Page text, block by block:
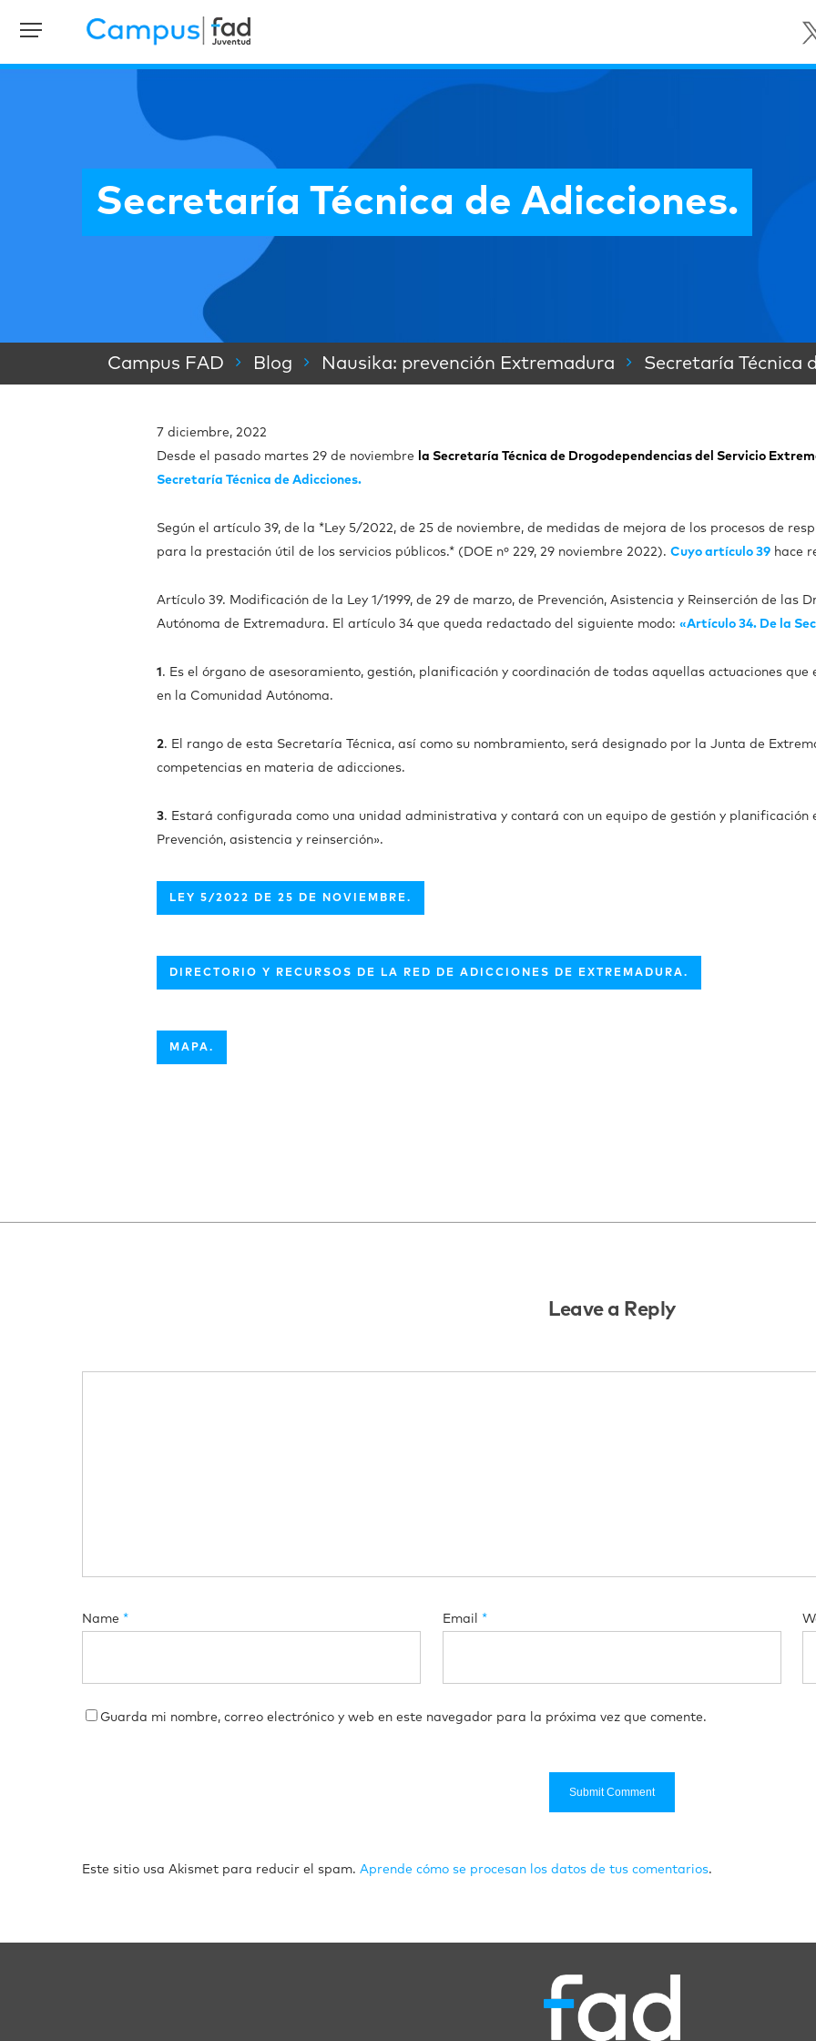
Secretaría Técnica de Adicciones.
Campus FAD Blog Nausika: prevención Extremadura Secretaría Técnica
7 diciembre, 2022
Desde el pasado martes 29 de noviembre
la Secretaría Técnica de Drogodependencias del Servicio
Secretaría Técnica de Adicciones.
Según el artículo 39, de la *Ley 5/2022, de 25 de noviembre, de medidas de mejora de los procesos de
para la prestación útil de los servicios públicos.* (DOE nº 229, 29 noviembre 2022). Cuyo artículo 39 hace
Artículo 39. Modificación de la Ley 1/1999, de 29 de marzo, de Prevención, Asistencia y Reinserción de las
Autónoma de Extremadura. El artículo 34 que queda redactado del siguiente modo: «Artículo 34. De la
1 . Es el órgano de asesoramiento, gestión, planificación y coordinación de todas aquellas actuaciones
en la Comunidad Autónoma.
2. El rango de esta Secretaría Técnica, así como su nombramiento, será designado por la Junta de
competencias en materia de adicciones.
3. Estará configurada como una unidad administrativa y contará con un equipo de gestión y planificación
Prevención, asistencia y reinserción».
LEY 5/2022 DE 25 DE NOVIEMBRE.
DIRECTORIO Y RECURSOS DE LA RED DE ADICCIONES DE EXTREMADURA.
MAPA.
Leave a Reply
Name * Email *
Guarda mi nombre, correo electrónico y web en este navegador para la próxima vez que comente.
Este sitio usa Akismet para reducir el spam. Aprende cómo se procesan los datos de tus comentarios.